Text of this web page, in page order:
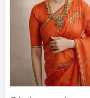
இன்ஸ்டாகிராமில்
தான் சென்னையை
அனைத்து சமூக
வெளியிட்டுவிட்டு